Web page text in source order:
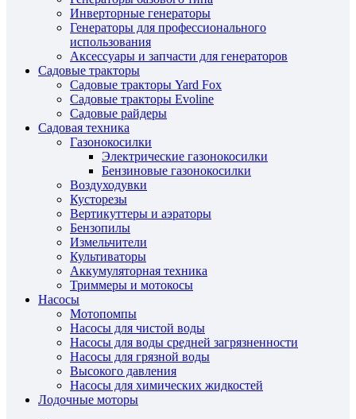
Инверторные генераторы
Генераторы для профессионального
использования
Аксессуары и запчасти для генераторов
Садовые тракторы
Садовые тракторы Yard Fox
Садовые тракторы Evoline
Садовые райдеры
Садовая техника
Газонокосилки
Электрические газонокосилки
Бензиновые газонокосилки
Воздуходувки
Кусторезы
Вертикуттеры и аэраторы
Бензопилы
Измельчители
Культиваторы
Аккумуляторная техника
Триммеры и мотокосы
Насосы
Мотопомпы
Насосы для чистой воды
Насосы для воды средней загрязненности
Насосы для грязной воды
Высокого давления
Насосы для химических жидкостей
Лодочные моторы